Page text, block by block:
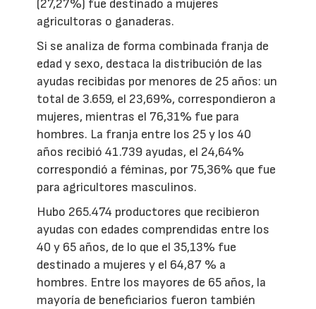
(27,27%) fue destinado a mujeres
agricultoras o ganaderas.
Si se analiza de forma combinada franja de
edad y sexo, destaca la distribución de las
ayudas recibidas por menores de 25 años: un
total de 3.659, el 23,69%, correspondieron a
mujeres, mientras el 76,31% fue para
hombres. La franja entre los 25 y los 40
años recibió 41.739 ayudas, el 24,64%
correspondió a féminas, por 75,36% que fue
para agricultores masculinos.
Hubo 265.474 productores que recibieron
ayudas con edades comprendidas entre los
40 y 65 años, de lo que el 35,13% fue
destinado a mujeres y el 64,87 % a
hombres. Entre los mayores de 65 años, la
mayoría de beneficiarios fueron también